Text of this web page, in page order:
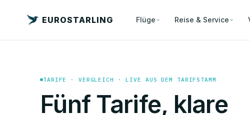
EUROSTARLING Flüge Reise & Service
TARIFE · VERGLEICH · LIVE AUS DEM TARIFSTAMM
Fünf Tarife, klare